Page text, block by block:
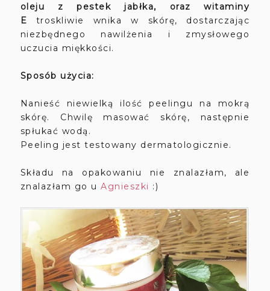
oleju z pestek jabłka, oraz witaminy
E troskliwie wnika w skórę, dostarczając
niezbędnego nawilżenia i zmysłowego
uczucia miękkości.
Sposób użycia:
Nanieść niewielką ilość peelingu na mokrą
skórę. Chwilę masować skórę, następnie
spłukać wodą.
Peeling jest testowany dermatologicznie.
Składu na opakowaniu nie znalazłam, ale
znalazłam go uAgnieszki :)